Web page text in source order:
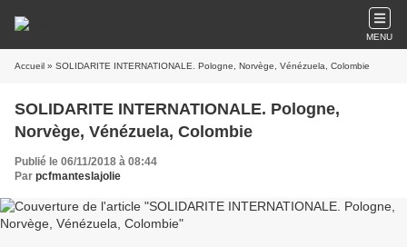
MENU
Accueil » SOLIDARITE INTERNATIONALE. Pologne, Norvège, Vénézuela, Colombie
SOLIDARITE INTERNATIONALE. Pologne,
Norvège, Vénézuela, Colombie
Publié le 06/11/2018 à 08:44
Par pcfmanteslajolie